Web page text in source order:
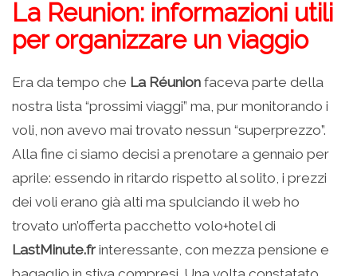
La Reunion: informazioni utili
per organizzare un viaggio
Era da tempo che La Réunion faceva parte della
nostra lista “prossimi viaggi” ma, pur monitorando i
voli, non avevo mai trovato nessun “superprezzo”.
Alla fine ci siamo decisi a prenotare a gennaio per
aprile: essendo in ritardo rispetto al solito, i prezzi
dei voli erano già alti ma spulciando il web ho
trovato un’offerta pacchetto volo+hotel di
LastMinute.fr interessante, con mezza pensione e